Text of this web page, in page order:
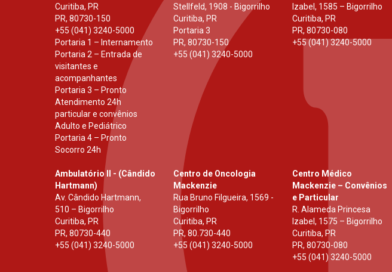
Curitiba, PR
PR, 80730-150
+55 (041) 3240-5000
Portaria 1 – Internamento
Portaria 2 – Entrada de
visitantes e
acompanhantes
Portaria 3 – Pronto
Atendimento 24h
particular e convênios
Adulto e Pediátrico
Portaria 4 – Pronto
Socorro 24h
Stellfeld, 1908 - Bigorrilho
Curitiba, PR
Portaria 3
PR,80730-150
+55 (041) 3240-5000
Izabel, 1585 – Bigorrilho
Curitiba, PR
PR, 80730-080
+55 (041) 3240-5000
Ambulatório II - (Cândido
Hartmann)
Av. Cândido Hartmann,
510 – Bigorrilho
Curitiba, PR
PR, 80730-440
+55 (041) 3240-5000
Centro de Oncologia
Mackenzie
Rua Bruno Filgueira, 1569 -
Bigorrilho
Curitiba, PR
PR,80.730-440
+55 (041) 3240-5000
Centro Médico
Mackenzie – Convênios
e Particular
R. Alameda Princesa
Izabel, 1575 – Bigorrilho
Curitiba, PR
PR, 80730-080
+55 (041) 3240-5000